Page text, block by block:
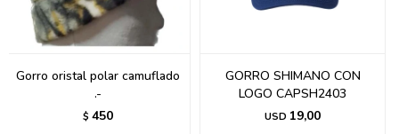
Gorro oristal polar camuflado
.-
$ 450
GORRO SHIMANO CON
LOGO CAPSH2403
USD 19,00